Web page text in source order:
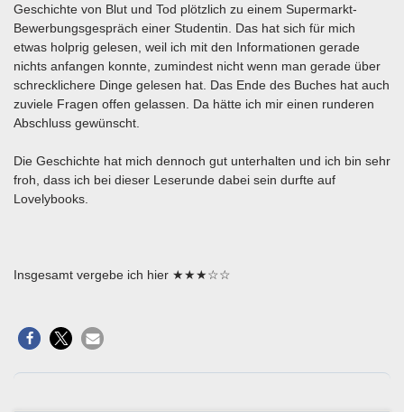
Geschichte von Blut und Tod plötzlich zu einem Supermarkt-
Bewerbungsgespräch einer Studentin. Das hat sich für mich
etwas holprig gelesen, weil ich mit den Informationen gerade
nichts anfangen konnte, zumindest nicht wenn man gerade über
schrecklichere Dinge gelesen hat. Das Ende des Buches hat auch
zuviele Fragen offen gelassen. Da hätte ich mir einen runderen
Abschluss gewünscht.
Die Geschichte hat mich dennoch gut unterhalten und ich bin sehr
froh, dass ich bei dieser Leserunde dabei sein durfte auf
Lovelybooks.
Insgesamt vergebe ich hier ★★★☆☆